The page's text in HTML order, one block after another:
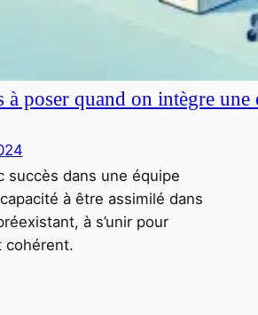
à poser quand on intègre
succès dans une équipe
à être assimilé dans
à s’unir pour
cohérent.